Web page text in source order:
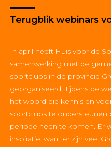
Terugblik webinars
In april heeft Huis voor de
samenwerking met de
sportclubs in de provincie
georganiseerd. Tijdens de
het woord die kennis en
sportclubs te ondersteunen
periode heen te komen. Er
inspiratie, want er zijn veel